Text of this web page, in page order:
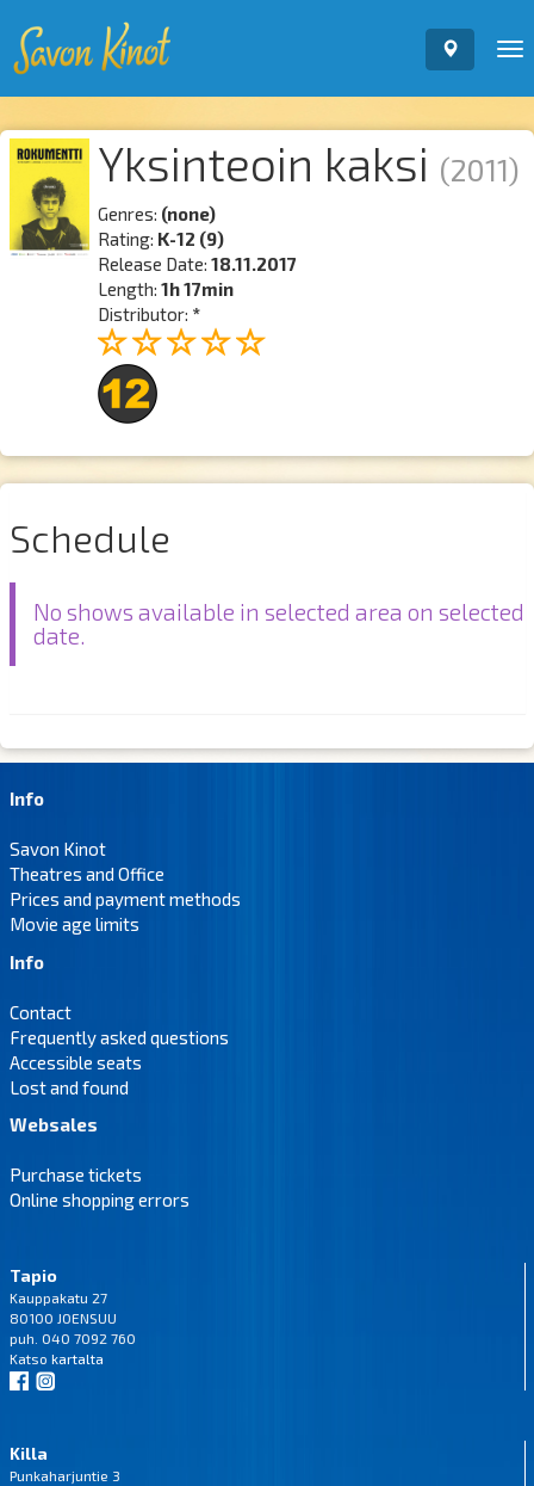
Yksinteoin kaksi (2011)
Genres: (none)
Rating: K-12 (9)
Release Date:18.11.2017
Length:1h 17min
Distributor: *
Schedule
No shows available in selected area on selected
date.
Info
Savon Kinot
Theatres and Office
Prices and payment methods
Movie age limits
Info
Contact
Frequently asked questions
Accessible seats
Lost and found
Websales
Purchase tickets
Online shopping errors
Tapio
Kauppakatu 27
80100 JOENSUU
puh. 040 7092 760
Katso kartalta
Killa
Punkaharjuntie 3